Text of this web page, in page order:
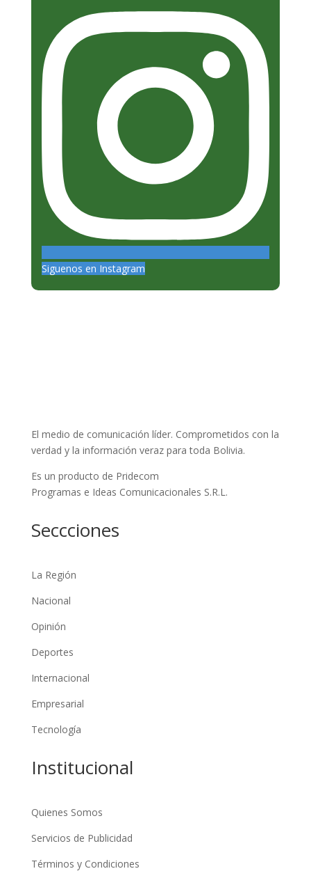
Siguenos en Instagram
El medio de comunicación líder. Comprometidos con la
verdad y la información veraz para toda Bolivia.
Es un producto de Pridecom
Programas e Ideas Comunicacionales S.R.L.
Seccciones
La Región
Nacional
Opinión
Deportes
Internacional
Empresarial
Tecnología
Institucional
Quienes Somos
Servicios de Publicidad
Términos y Condiciones